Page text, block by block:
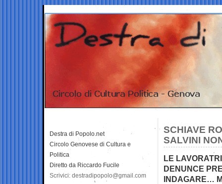
SCHIAVE
SALVINI
LE
DENUNCE
INDAGARE…
Destra di Popolo.net
Circolo Genovese di Cultura e
Politica
Diretto da Riccardo Fucile
Scrivici: destradipopolo@gmail.com